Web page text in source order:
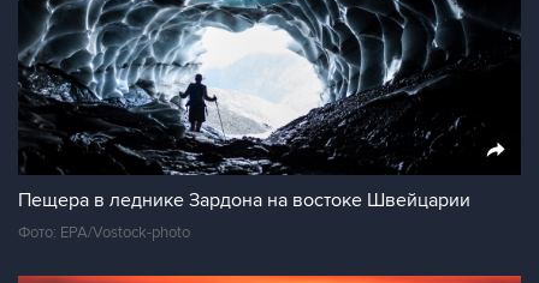
Пещера в леднике Зардона на востоке Швейцарии
Фото: EPA/Vostock-photo